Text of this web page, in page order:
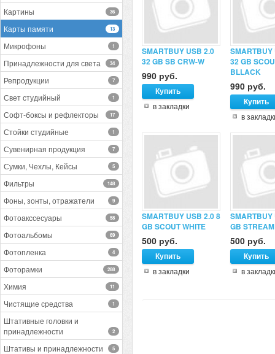
Картины 36
Карты памяти 13
Микрофоны 1
Принадлежности для света 34
Репродукции 7
Свет студийный 1
Софт-боксы и рефлекторы 17
Стойки студийные 1
Сувенирная продукция 7
Сумки, Чехлы, Кейсы 5
Фильтры 148
Фоны, зонты, отражатели 9
Фотоакссесуары 58
Фотоальбомы 69
Фотопленка 4
Фоторамки 288
Химия 11
Чистящие средства 1
Штативные головки и
принадлежности
2
Штативы и принадлежности 5
SMARTBUY USB 2.0
32 GB SB CRW-W
990 руб.
в закладки
SMARTBUY
32 GB
BLLACK
990 руб.
в
SMARTBUY USB 2.0 8
GB SCOUT WHITE
500 руб.
в закладки
SMARTBUY
GB
500 руб.
в